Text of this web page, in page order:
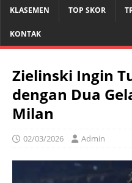
KLASEMEN TOP SKOR
KONTAK
Zielinski Ingin
dengan Dua
Milan
02/03/2026 Admin